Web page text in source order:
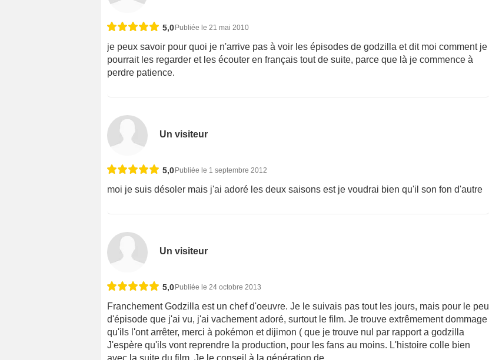
5,0 Publiée le 21 mai 2010
je peux savoir pour quoi je n'arrive pas à voir les épisodes de godzilla et dit moi comment je
pourrait les regarder et les écouter en français tout de suite, parce que là je commence à
perdre patience.
Un visiteur
5,0 Publiée le 1 septembre 2012
moi je suis désoler mais j'ai adoré les deux saisons est je voudrai bien qu'il son fon d'autre
Un visiteur
5,0 Publiée le 24 octobre 2013
Franchement Godzilla est un chef d'oeuvre. Je le suivais pas tout les jours, mais pour le peu
d'épisode que j'ai vu, j'ai vachement adoré, surtout le film. Je trouve extrêmement dommage
qu'ils l'ont arrêter, merci à pokémon et dijimon ( que je trouve nul par rapport a godzilla
J'espère qu'ils vont reprendre la production, pour les fans au moins. L'histoire colle bien